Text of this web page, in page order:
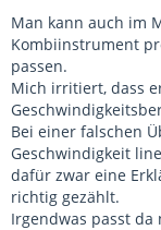
Man kann auch im
Kombiinstrument
passen.
Mich irritiert, dass
Bei einer falschen
Geschwindigkeit
dafür zwar eine
richtig gezählt.
Irgendwas passt da